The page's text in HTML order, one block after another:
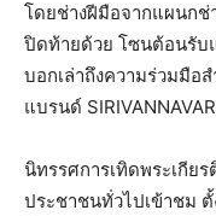
โดยช่างฝีมือจากแผนกช่
ปิดท้ายด้วย โซนต้อนรับ
บอกเล่าถึงความร่วมมือ
แบรนด์
นิทรรศการเทิดพระเกีย
ประชาชนทั่วไปเข้าชม